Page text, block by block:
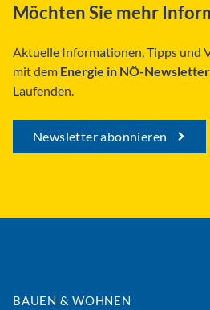
Möchten Sie mehr
Aktuelle Informationen, Tipps und
mit dem Energie in NÖ-Newsletter
Laufenden.
Newsletter abonnieren
BAUEN & WOHNEN